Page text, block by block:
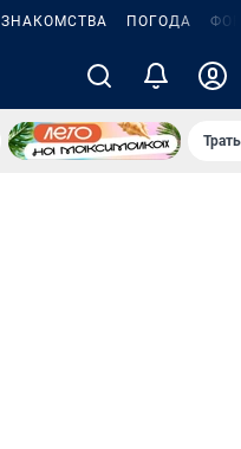
ЗНАКОМСТВА ПОГОДА